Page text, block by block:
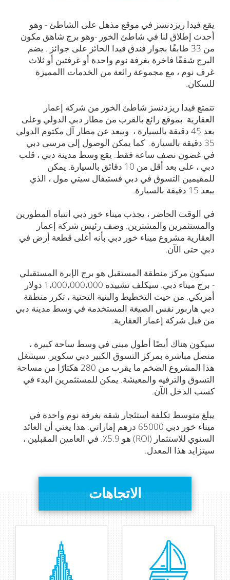
يقع فيدا ريزدنسز في موقع مذهل على الشاطئ - وهو
أحدث إطلاق لنا في شاطئ الخور -وهو برج شاهق مكون
من 33 طابقًا بجوار فندق فيدا الحائز على جوائز . يضم
البرج شققًا فاخرة بغرفة نوم واحدة أو غرفتين أو ثلاث
غرف نوم ، مع مجموعة رائعة من الخدمات االمميزة
للسكان.
تتمتع فيدا ريزدنسز شاطئ الخور من شركة إعمار
العقارية بموقع رائع بالقرب من مطار دبي الدولي وعلى
بعد 45 دقيقة بالسيارة ، ويبعد عن مطار آل مكتوم الدولي
35 دقيقة بالسيارة. كما يمكن الوصول إلى مرسى دبي
في غضون نصف ساعة فقط. يقع وسط مدينة دبي ، قلب
دبي ، على بعد أقل من 10 دقائق بالسيارة. يمكن
للمقيمين التسوق في دبي فستيفال سيتي مول ، الذي
يبعد 15 دقيقة بالسيارة.
في الوقت الحاضر ، يجذب ميناء خور دبي انتباه المطورين
والمستثمرين والمشترين. وصف رئيس شركة إعمار
العقارية مشروع ميناء خور دبي بأنه أغلى قطعة أرض في
دبي حتى الآن.
سيكون مركز منطقة المستقبل هو برج الإبرة المستقبلي
- برج ميناء دبي. سيكلف تشييده 1،000،000،000 دولار
أمريكي. من حيث التخطيط والبنية التحتية ، تكرر منطقة
دبي هاربور نفس الصيغة المستخدمة في وسط مدينة دبي
من قبل شركة إعمار العقارية.
سيكون هناك أيضًا أطول مبنى في وسط ساحة كبيرة ،
متصل مباشرة بمركز التسوق الكبير دبي سكوير. سيشغل
هذا المشروع الضخم ما يقرب من 280 هكتارًا من مساحة
التسوق والترفيه والمعيشة. يمكن للمستثمرين البدء في
كسب الدخل الآن.
يبلغ متوسط تكلفة استئجار شقة بغرفة نوم واحدة في
ميناء خور دبي 65000 درهم إماراتي. هذا يعني أن العائد
السنوي للاستثمار (ROI) هو 5.9٪. في العامين المقبلين ،
سيتزايد هذا المعدل.
الاتجاهات